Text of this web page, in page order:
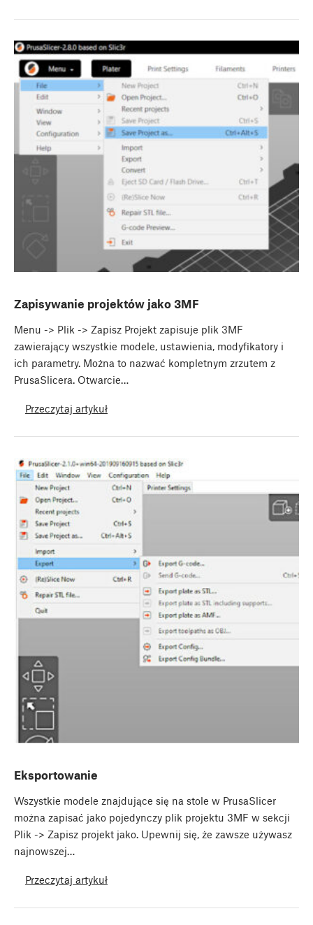
Zapisywanie projektów jako 3MF
Menu -> Plik -> Zapisz Projekt zapisuje plik 3MF
zawierający wszystkie modele, ustawienia, modyfikatory i
ich parametry. Można to nazwać kompletnym zrzutem z
PrusaSlicera. Otwarcie…
Przeczytaj artykuł
Eksportowanie
Wszystkie modele znajdujące się na stole w PrusaSlicer
można zapisać jako pojedynczy plik projektu 3MF w sekcji
Plik -> Zapisz projekt jako. Upewnij się, że zawsze używasz
najnowszej…
Przeczytaj artykuł